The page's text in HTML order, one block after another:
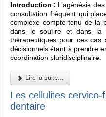
Introduction : L’agénésie
consultation fréquent qui
complexe compte tenu de la
dans le sourire et dans la
thérapeutiques pour ces cas
décisionnels étant à prendre
coordination pluridisciplinaire.
Lire la suite...
Les cellulites cervico-
dentaire